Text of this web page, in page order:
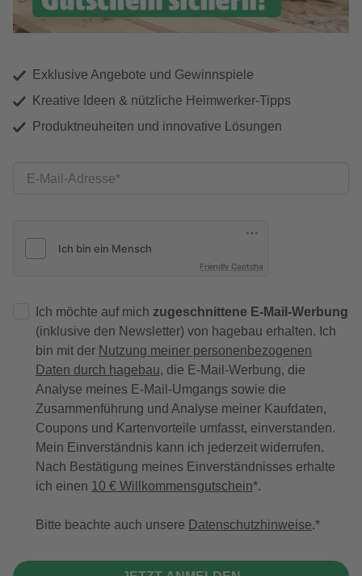
Exklusive Angebote und Gewinnspiele
Kreative Ideen & nützliche Heimwerker-Tipps
Produktneuheiten und innovative Lösungen
E-Mail-Adresse
Friendly Captcha
Ich möchte auf mich zugeschnittene E-Mail-Werbung
(inklusive den Newsletter) von hagebau erhalten. Ich
bin mit der Nutzung meiner personenbezogenen
Daten durch hagebau, die E-Mail-Werbung, die
Analyse meines E-Mail-Umgangs sowie die
Zusammenführung und Analyse meiner Kaufdaten,
Coupons und Kartenvorteile umfasst, einverstanden.
Mein Einverständnis kann ich jederzeit widerrufen.
Nach Bestätigung meines Einverständnisses erhalte
ich einen 10 € Willkommensgutschein*.
Bitte beachte auch unsere Datenschutzhinweise.